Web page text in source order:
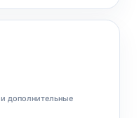
дополнительные